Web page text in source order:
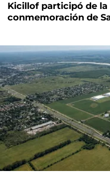
Kicillof participó de
conmemoración de